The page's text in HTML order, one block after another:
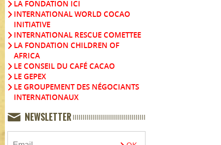
LA FONDATION ICI
INTERNATIONAL WORLD COCAO
INITIATIVE
INTERNATIONAL RESCUE COMETTEE
LA FONDATION CHILDREN OF
AFRICA
LE CONSEIL DU CAFÉ CACAO
LE GEPEX
LE GROUPEMENT DES NÉGOCIANTS
INTERNATIONAUX
NEWSLETTER